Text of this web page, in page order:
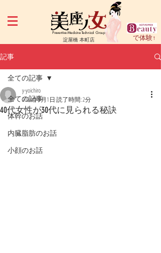
Preventive Medicine Technical Group
淀屋橋 本町店 で体験↑
記事
全ての記事
体幹のお話
内臓脂肪のお話
小顔のお話
全ての記事
40代女性が30代に見られる秘訣
y-yoichiro
2024年9月1日 読了時間: 2分